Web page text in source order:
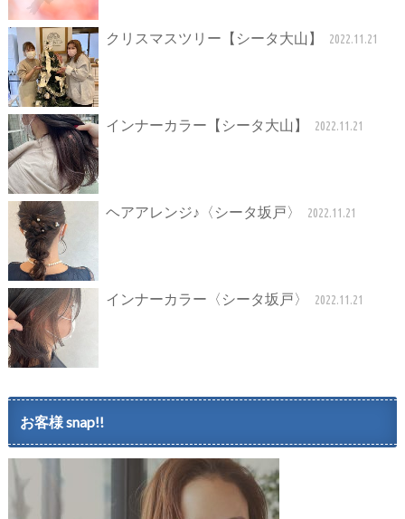
クリスマスツリー【シータ大山】 2022.11.21
インナーカラー【シータ大山】 2022.11.21
ヘアアレンジ♪〈シータ坂戸〉 2022.11.21
インナーカラー〈シータ坂戸〉 2022.11.21
お客様 snap!!